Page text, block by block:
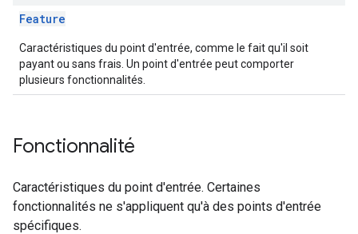
Feature
Caractéristiques du point d'entrée, comme le fait qu'il soit
payant ou sans frais. Un point d'entrée peut comporter
plusieurs fonctionnalités.
Fonctionnalité
Caractéristiques du point d'entrée. Certaines
fonctionnalités ne s'appliquent qu'à des points d'entrée
spécifiques.